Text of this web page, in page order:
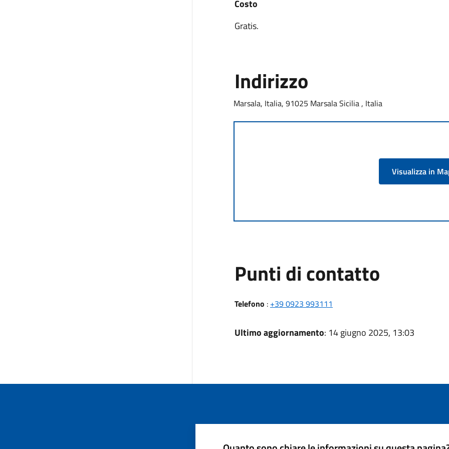
Costo
Gratis.
Indirizzo
Marsala, Italia, 91025 Marsala Sicilia , Italia
Visualizza in
Punti di contatto
Telefono : +39 0923 993111
Ultimo aggiornamento: 14 giugno 2025, 13:03